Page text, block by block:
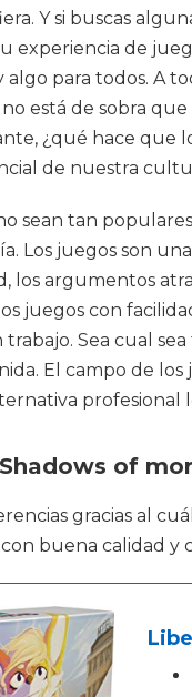
Y si buscas
experiencia de
algo para todos. A
está de sobra
¿qué hace que
de nuestra
sean tan
Los juegos son
los argumentos
juegos con
Sea cual
El campo de
profesional
of
gracias al
buena calidad